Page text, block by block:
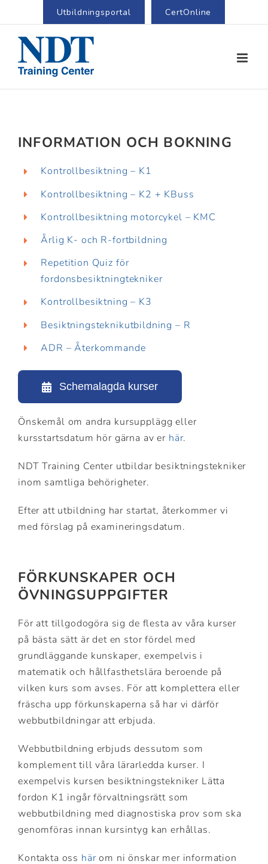
Utbildningsportal CertOnline
INFORMATION OCH BOKNING
Kontrollbesiktning – K1
Kontrollbesiktning – K2 + KBuss
Kontrollbesiktning motorcykel – KMC
Årlig K- och R-fortbildning
Repetition Quiz för
fordonsbesiktningtekniker
Kontrollbesiktning – K3
Besiktningsteknikutbildning – R
ADR – Återkommande
Schemalagda kurser
Önskemål om andra kursupplägg eller
kursstartsdatum hör gärna av er här.
NDT Training Center utbildar besiktningstekniker
inom samtliga behörigheter.
Efter att utbildning har startat, återkommer vi
med förslag på examineringsdatum.
FÖRKUNSKAPER OCH
ÖVNINGSUPPGIFTER
För att tillgodogöra sig de flesta av våra kurser
på bästa sätt är det en stor fördel med
grundläggande kunskaper, exempelvis i
matematik och hållfasthetslära beroende på
vilken kurs som avses. För att komplettera eller
fräscha upp förkunskaperna så har vi därför
webbutbildningar att erbjuda.
Webbutbildning erbjuds dessutom som
komplement till våra lärarledda kurser. I
exempelvis kursen besiktningstekniker Lätta
fordon K1 ingår förvaltningsrätt som
webbutbildning med diagnostiska prov som ska
genomföras innan kursintyg kan erhållas.
Kontakta oss härom ni önskar mer information